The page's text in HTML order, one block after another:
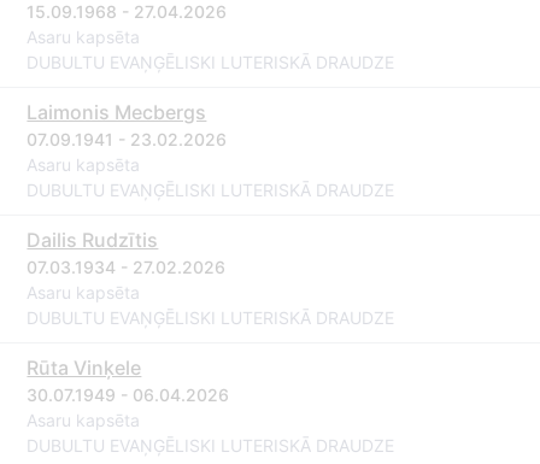
15.09.1968 - 27.04.2026
Asaru kapsēta
DUBULTU EVAŅĢĒLISKI LUTERISKĀ DRAUDZE
Laimonis Mecbergs
07.09.1941 - 23.02.2026
Asaru kapsēta
DUBULTU EVAŅĢĒLISKI LUTERISKĀ DRAUDZE
Dailis Rudzītis
07.03.1934 - 27.02.2026
Asaru kapsēta
DUBULTU EVAŅĢĒLISKI LUTERISKĀ DRAUDZE
Rūta Vinķele
30.07.1949 - 06.04.2026
Asaru kapsēta
DUBULTU EVAŅĢĒLISKI LUTERISKĀ DRAUDZE